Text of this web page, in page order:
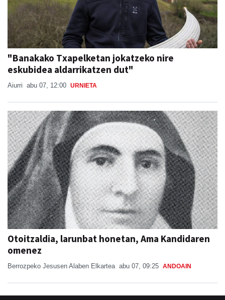
"Banakako Txapelketan jokatzeko nire
eskubidea aldarrikatzen dut"
Aiurri abu 07, 12:00 URNIETA
Otoitzaldia, larunbat honetan, Ama Kandidaren
omenez
Berrozpeko Jesusen Alaben Elkartea abu 07, 09:25 ANDOAIN